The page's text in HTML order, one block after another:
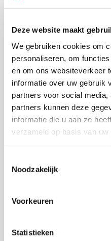
Deze website maakt
We gebruiken cookies om
personaliseren, om
en om ons websiteverkeer
informatie over uw gebruik
partners voor social
partners kunnen deze
informatie die u aan ze
verzameld op basis van uw
Noodzakelijk
Voorkeuren
Statistieken
budget
Wilt u toch uw personeel
einde van het jaar, maar
wilt u het niet te duur
kerst, food- of drankpakketten
veel kwaliteitsproducten
er ook nog eens geweldig
WWG vinden wij het
prachtig pakket geleverd
zijn, en het gaat natuurlijk
de aanbieding die elk jaar
juist van een mooie fles